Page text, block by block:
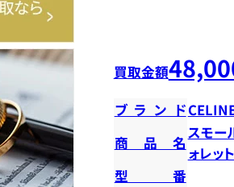
買取金額
ブランド
商品名
スモー
ォレッ
型番